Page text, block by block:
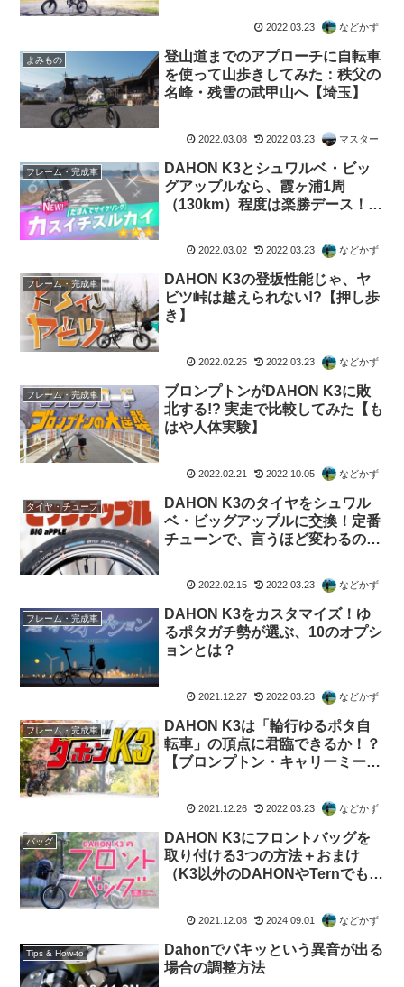
2022.03.23 などかず
よみもの
登山道までのアプローチに自転車
を使って山歩きしてみた：秩父の
名峰・残雪の武甲山へ【埼玉】
2022.03.08 2022.03.23 マスター
フレーム・完成車
DAHON K3とシュワルベ・ビッ
グアップルなら、霞ヶ浦1周
（130km）程度は楽勝デース！
2022.03.02 2022.03.23 などかず
フレーム・完成車
DAHON K3の登坂性能じゃ、ヤ
ビツ峠は越えられない!?【押し歩
き】
2022.02.25 2022.03.23 などかず
フレーム・完成車
ブロンプトンがDAHON K3に敗
北する!? 実走で比較してみた【も
はや人体実験】
2022.02.21 2022.10.05 などかず
タイヤ・チューブ
DAHON K3のタイヤをシュワル
ベ・ビッグアップルに交換！定番
チューンで、言うほど変わるの？
2022.02.15 2022.03.23 などかず
フレーム・完成車
DAHON K3をカスタマイズ！ゆ
るポタガチ勢が選ぶ、10のオプシ
ョンとは？
2021.12.27 2022.03.23 などかず
フレーム・完成車
DAHON K3は「輪行ゆるポタ自
転車」の頂点に君臨できるか！？
【ブロンプトン・キャリーミーと
2021.12.26 2022.03.23 などかず
バッグ
DAHON K3にフロントバッグを
取り付ける3つの方法＋おまけ
（K3以外のDAHONやTernでも応
2021.12.08 2024.09.01 などかず
Tips & How-to
Dahonでパキッという異音が出る
場合の調整方法